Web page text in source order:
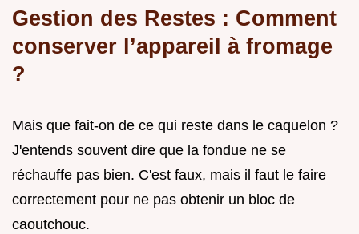
Gestion des Restes : Comment
conserver l’appareil à fromage
?
Mais que fait-on de ce qui reste dans le caquelon ?
J'entends souvent dire que la fondue ne se
réchauffe pas bien. C'est faux, mais il faut le faire
correctement pour ne pas obtenir un bloc de
caoutchouc.